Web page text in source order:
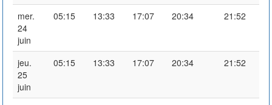
mer.
24
juin
05:15 13:33 17:07 20:34 21:52
jeu.
25
juin
05:15 13:33 17:07 20:34 21:52